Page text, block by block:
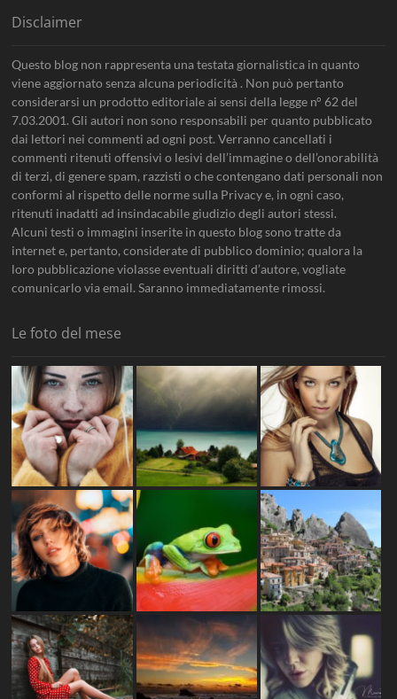
Disclaimer
Questo blog non rappresenta una testata giornalistica in quanto
viene aggiornato senza alcuna periodicità . Non può pertanto
considerarsi un prodotto editoriale ai sensi della legge n° 62 del
7.03.2001. Gli autori non sono responsabili per quanto pubblicato
dai lettori nei commenti ad ogni post. Verranno cancellati i
commenti ritenuti offensivi o lesivi dell’immagine o dell’onorabilità
di terzi, di genere spam, razzisti o che contengano dati personali non
conformi al rispetto delle norme sulla Privacy e, in ogni caso,
ritenuti inadatti ad insindacabile giudizio degli autori stessi.
Alcuni testi o immagini inserite in questo blog sono tratte da
internet e, pertanto, considerate di pubblico dominio; qualora la
loro pubblicazione violasse eventuali diritti d’autore, vogliate
comunicarlo via email. Saranno immediatamente rimossi.
Le foto del mese